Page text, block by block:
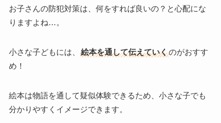
お子さんの防犯対策は、何をすれば良いの？と心配にな
りますよね…。
小さな子どもには、 絵本を通して伝えていくのがおすす
め！
絵本は物語を通して疑似体験できるため、小さな子でも
分かりやすくイメージできます。